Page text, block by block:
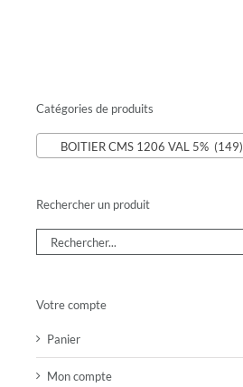
Catégories de produits
BOITIER CMS 1206 VAL 5% (149)
Rechercher un produit
Votre compte
Panier
Mon compte